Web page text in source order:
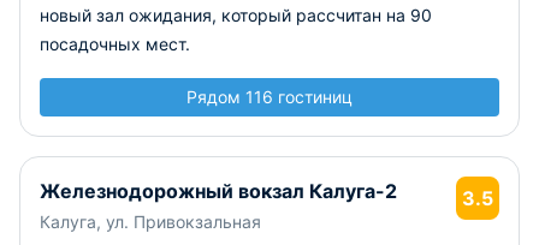
новый зал ожидания, который рассчитан на 90
посадочных мест.
Рядом 116 гостиниц
Железнодорожный вокзал Калуга-2
Калуга, ул. Привокзальная
3.5